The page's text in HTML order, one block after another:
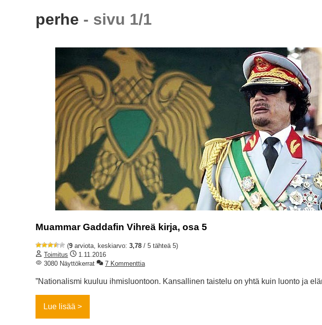
perhe - sivu 1/1
Muammar Gaddafin Vihreä kirja, osa 5
(9 arviota, keskiarvo: 3,78 / 5 tähteä 5)
Toimitus
1.11.2016
3080 Näyttökerrat
7 Kommenttia
”Nationalismi kuuluu ihmisluontoon. Kansallinen taistelu on yhtä kuin luonto ja
Lue lisää